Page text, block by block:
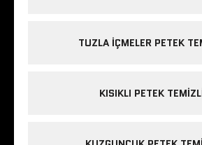
TUZLA IÇMELER PETEK
KISIKLI PETEK